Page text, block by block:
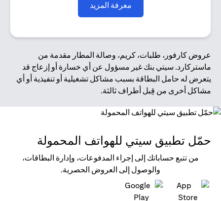
معرفة المزيد
عروض كارفور، طلبات، كريم، وصالة المطار مقدمة من
ماستركارد. سيتي بنك غير مسؤول عن أي خسارة أو إزعاج قد
يتعرض له حامل البطاقة بسبب مشاكل تشغيلية أو تنفيذية أو أي
مشاكل أخرى من قِبل أطراف ثالثة.
حمّل تطبيق سيتي للهواتف المحمولة
من تتبع حساباتك إلى إجراء المدفوعات، وإدارة البطاقات،
والوصول إلى العروض الحصرية.